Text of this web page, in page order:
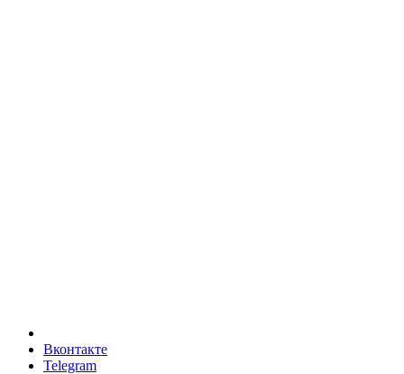
Вконтакте
Telegram